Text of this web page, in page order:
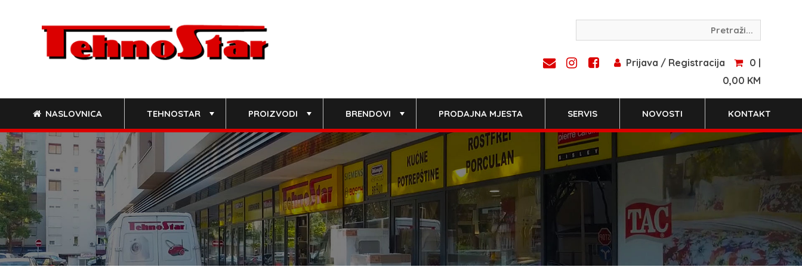
Prijava / Registracija
0 |
0,00 KM
NASLOVNICA TEHNOSTAR PROIZVODI BRENDOVI PRODAJNA MJESTA SERVIS NOVOSTI KONTAKT